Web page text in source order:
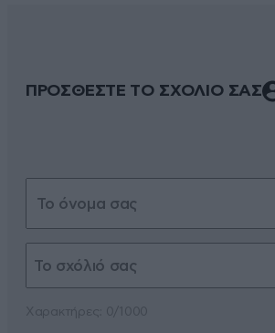
ΠΡΟΣΘΕΣΤΕ ΤΟ ΣΧΟΛΙΟ ΣΑΣ